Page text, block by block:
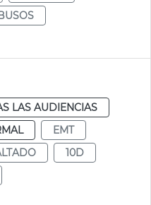
LAS AUDIENCIAS
EMT
10D